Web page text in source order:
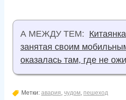
А МЕЖДУ ТЕМ:
занятая своим
оказалась там, где не
Метки: авария, чудом, пешеход